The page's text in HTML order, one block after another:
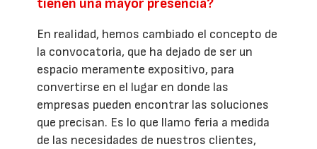
tienen una mayor presencia?
En realidad, hemos cambiado el concepto de
la convocatoria, que ha dejado de ser un
espacio meramente expositivo, para
convertirse en el lugar en donde las
empresas pueden encontrar las soluciones
que precisan. Es lo que llamo feria a medida
de las necesidades de nuestros clientes,